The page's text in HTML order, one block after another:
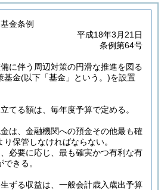
金条例
平成18年3月21日
条例第64号
に伴う周辺対策の円滑な推進を図る
基金(以下「基金」という。)を設置
てる額は、毎年度予算で定める。
は、金融機関への預金その他最も確
保管しなければならない。
必要に応じ、最も確実かつ有利な有
きる。
ずる収益は、一般会計歳入歳出予算